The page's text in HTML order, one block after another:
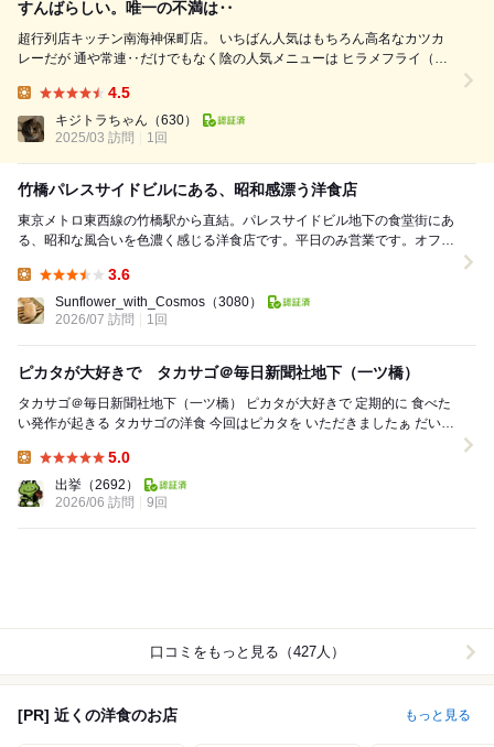
すんばらしい。唯一の不満は‥
超行列店キッチン南海神保町店。 いちばん人気はもちろん高名なカツカ
レーだが 通や常連‥だけでもなく陰の人気メニューは ヒラメフライ（＆
ら グルメ師匠がこの店を勧めて来た。 南海と違って混んでないって。 開
店時...
4.5
キジトラちゃん （630）
2025/03 訪問
1回
竹橋パレスサイドビルにある、昭和感漂う洋食店
東京メトロ東西線の竹橋駅から直結。パレスサイドビル地下の食堂街にあ
る、昭和な風合いを色濃く感じる洋食店です。平日のみ営業です。オフィ
3.6
Sunflower_with_Cosmos （3080）
2026/07 訪問
1回
ピカタが大好きで タカサゴ＠毎日新聞社地下（一ツ橋）
タカサゴ＠毎日新聞社地下（一ツ橋） ピカタが大好きで 定期的に 食べた
い発作が起きる タカサゴの洋食 今回はピカタを いただきましたぁ だいた
5.0
出挙 （2692）
2026/06 訪問
9回
口コミをもっと見る（427人）
[PR] 近くの洋食のお店 もっと見る